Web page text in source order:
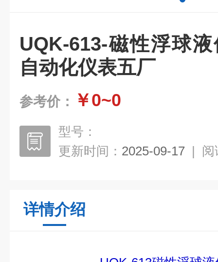
UQK-613-磁性浮球
自动化仪表五厂
参考价： ￥0~0
型号：
更新时间： 2025-09-17 | 阅
详情介绍